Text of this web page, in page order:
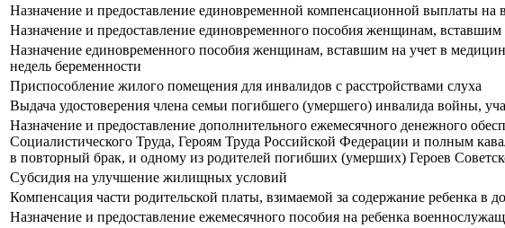
Назначение и предоставление единовременной компенсационной выплаты
Назначение и предоставление единовременного пособия женщинам,
Назначение единовременного пособия женщинам, вставшим на учет в
недель беременности
Приспособление жилого помещения для инвалидов с расстройствами слуха
Выдача удостоверения члена семьи погибшего (умершего) инвалида войны,
Назначение и предоставление дополнительного ежемесячного денежного
Социалистического Труда, Героям Труда Российской Федерации и полным
в повторный брак, и одному из родителей погибших (умерших) Героев
Субсидия на улучшение жилищных условий
Компенсация части родительской платы, взимаемой за содержание ребенка в
Назначение и предоставление ежемесячного пособия на ребенка